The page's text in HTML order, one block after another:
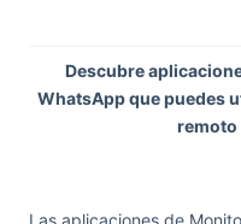
Descubre
WhatsApp que puedes
remoto
Las aplicaciones de